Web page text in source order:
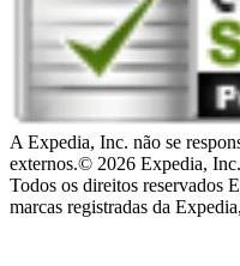
A Expedia, Inc. não se
externos.© 2026 Expedia,
Todos os direitos reservados
marcas registradas da